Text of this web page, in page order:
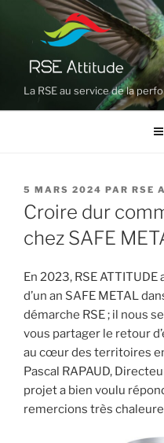
contenu
principal
La RSE au service de la
PUBLIÉ
LE
5 MARS 2024 PAR RSE
Croire dur
chez SAFE
En 2023, RSE
d’un an SAFE METAL
démarche RSE ; il nous
vous partager le retour
au cœur des territoires
Pascal RAPAUD,
projet a bien voulu
remercions très